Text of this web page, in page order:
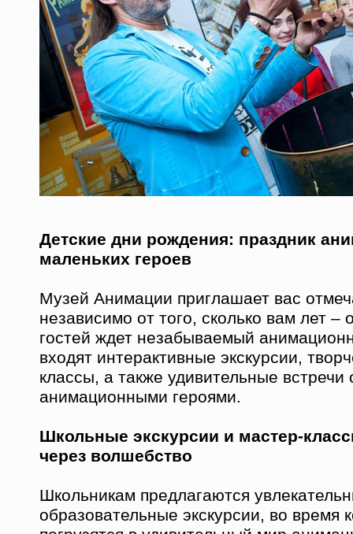
Детские дни рождения: праздник
маленьких героев
Музей Анимации приглашает вас
независимо от того, сколько вам лет –
гостей ждет незабываемый
входят интерактивные экскурсии,
классы, а также удивительные
анимационными героями.
Школьные экскурсии и мастер-
через волшебство
Школьникам предлагаются
образовательные экскурсии, во время